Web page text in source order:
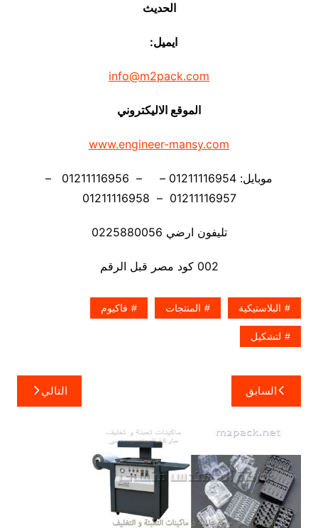
الحديث
ايميل:
info@m2pack.com
الموقع الاليكتروني
www.engineer-mansy.com
موبايل: 01211116954 – – 01211116956 –
01211116957 – 01211116958
تليفون ارضي 0225880056
002 كود مصر قبل الرقم
البلاستيكية المنتجات فاكيوم
لتشكيل
تصفّح
المقالات
السابق التالي